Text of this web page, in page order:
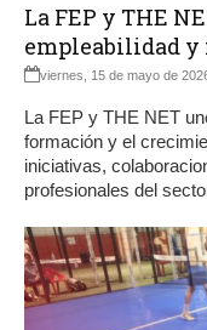
La FEP y THE
empleabilidad y
viernes, 15 de mayo de
La FEP y THE NET
formación y el
iniciativas,
profesionales del